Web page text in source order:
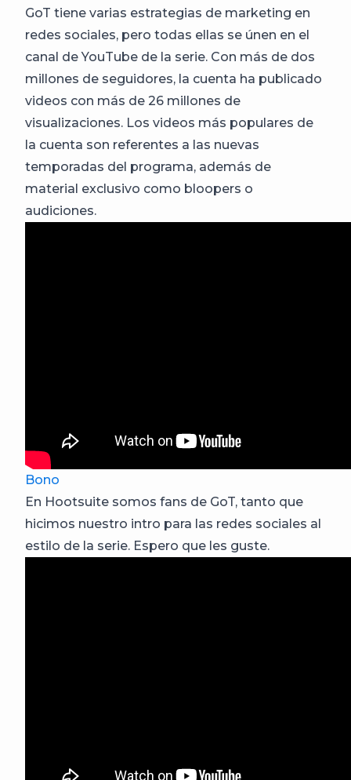
GoT tiene varias estrategias de marketing en
redes sociales, pero todas ellas se únen en el
canal de YouTube de la serie. Con más de dos
millones de seguidores, la cuenta ha publicado
videos con más de 26 millones de
visualizaciones. Los videos más populares de
la cuenta son referentes a las nuevas
temporadas del programa, además de
material exclusivo como bloopers o
audiciones.
Bono
En Hootsuite somos fans de GoT, tanto que
hicimos nuestro intro para las redes sociales al
estilo de la serie. Espero que les guste.